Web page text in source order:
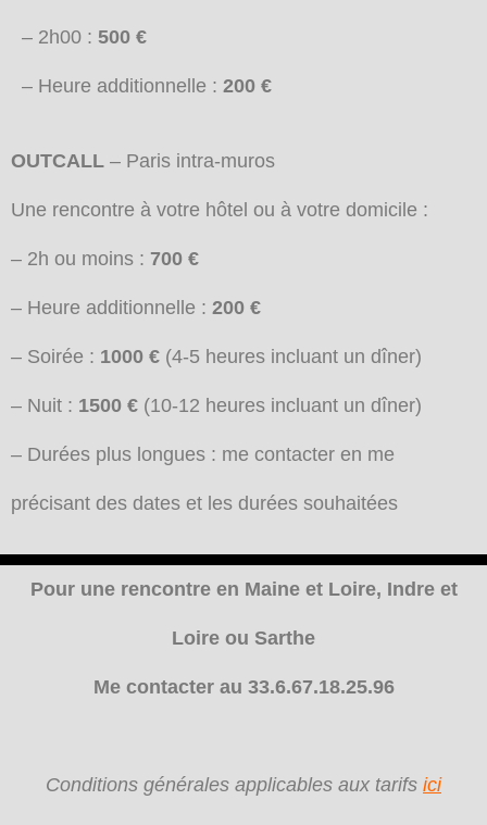
– 2h00 : 500 €
– Heure additionnelle : 200 €
OUTCALL – Paris intra-muros
Une rencontre à votre hôtel ou à votre domicile :
– 2h ou moins : 700 €
– Heure additionnelle : 200 €
– Soirée : 1000 € (4-5 heures incluant un dîner)
– Nuit : 1500 € (10-12 heures incluant un dîner)
– Durées plus longues : me contacter en me
précisant des dates et les durées souhaitées
Pour une rencontre en Maine et Loire, Indre et
Loire ou Sarthe
Me contacter au 33.6.67.18.25.96
Conditions générales applicables aux tarifs ici